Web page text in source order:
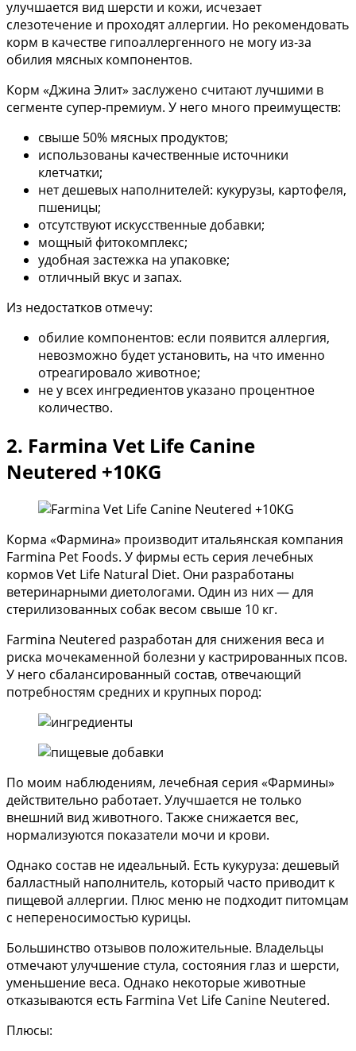
улучшается вид шерсти и кожи, исчезает
слезотечение и проходят аллергии. Но рекомендовать
корм в качестве гипоаллергенного не могу из-за
обилия мясных компонентов.
Корм «Джина Элит» заслужено считают лучшими в
сегменте супер-премиум. У него много преимуществ:
свыше 50% мясных продуктов;
использованы качественные источники
клетчатки;
нет дешевых наполнителей: кукурузы, картофеля,
пшеницы;
отсутствуют искусственные добавки;
мощный фитокомплекс;
удобная застежка на упаковке;
отличный вкус и запах.
Из недостатков отмечу:
обилие компонентов: если появится аллергия,
невозможно будет установить, на что именно
отреагировало животное;
не у всех ингредиентов указано процентное
количество.
2. Farmina Vet Life Canine
Neutered +10KG
Корма «Фармина» производит итальянская компания
Farmina Pet Foods. У фирмы есть серия лечебных
кормов Vet Life Natural Diet. Они разработаны
ветеринарными диетологами. Один из них — для
стерилизованных собак весом свыше 10 кг.
Farmina Neutered разработан для снижения веса и
риска мочекаменной болезни у кастрированных псов.
У него сбалансированный состав, отвечающий
потребностям средних и крупных пород:
По моим наблюдениям, лечебная серия «Фармины»
действительно работает. Улучшается не только
внешний вид животного. Также снижается вес,
нормализуются показатели мочи и крови.
Однако состав не идеальный. Есть кукуруза: дешевый
балластный наполнитель, который часто приводит к
пищевой аллергии. Плюс меню не подходит питомцам
с непереносимостью курицы.
Большинство отзывов положительные. Владельцы
отмечают улучшение стула, состояния глаз и шерсти,
уменьшение веса. Однако некоторые животные
отказываются есть Farmina Vet Life Canine Neutered.
Плюсы: